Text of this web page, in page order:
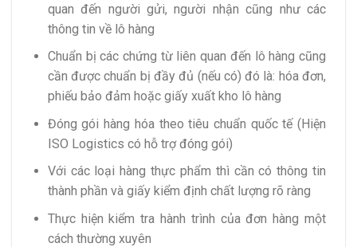
quan đến người gửi, người nhận cũng như các
thông tin về lô hàng
Chuẩn bị các chứng từ liên quan đến lô hàng cũng
cần được chuẩn bị đầy đủ (nếu có) đó là: hóa đơn,
phiếu bảo đảm hoặc giấy xuất kho lô hàng
Đóng gói hàng hóa theo tiêu chuẩn quốc tế (Hiện
ISO Logistics có hỗ trợ đóng gói)
Với các loại hàng thực phẩm thì cần có thông tin
thành phần và giấy kiểm định chất lượng rõ ràng
Thực hiện kiểm tra hành trình của đơn hàng một
cách thường xuyên